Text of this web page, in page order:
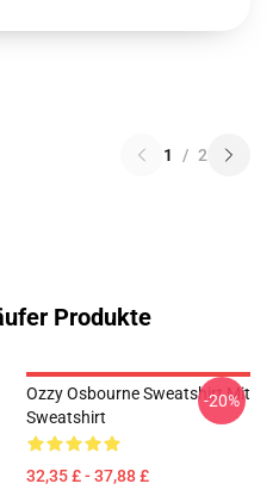
1 / 2
Produkte
Ozzy Osbourne Sweatshirt Mit
Sweatshirt
32,35 £ - 37,88 £
-20%